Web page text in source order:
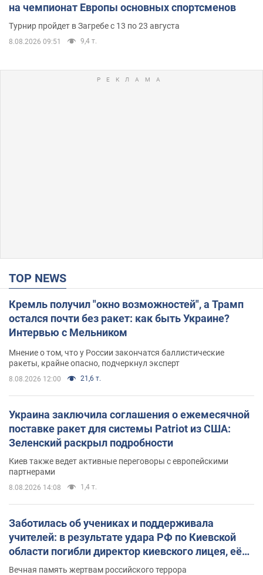
на чемпионат Европы основных спортсменов
Турнир пройдет в Загребе с 13 по 23 августа
8.08.2026 09:51 9,4 т.
TOP NEWS
Кремль получил "окно возможностей", а Трамп
остался почти без ракет: как быть Украине?
Интервью с Мельником
Мнение о том, что у России закончатся баллистические
ракеты, крайне опасно, подчеркнул эксперт
8.08.2026 12:00 21,6 т.
Украина заключила соглашения о ежемесячной
поставке ракет для системы Patriot из США:
Зеленский раскрыл подробности
Киев также ведет активные переговоры с европейскими
партнерами
8.08.2026 14:08 1,4 т.
Заботилась об учениках и поддерживала
учителей: в результате удара РФ по Киевской
области погибли директор киевского лицея, её
муж и внук
Вечная память жертвам российского террора